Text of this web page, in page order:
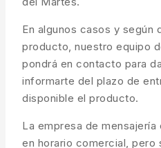
En algunos casos y según
producto, nuestro equipo
pondrá en contacto para
informarte del plazo de
disponible el producto.
La empresa de
en horario comercial, pero